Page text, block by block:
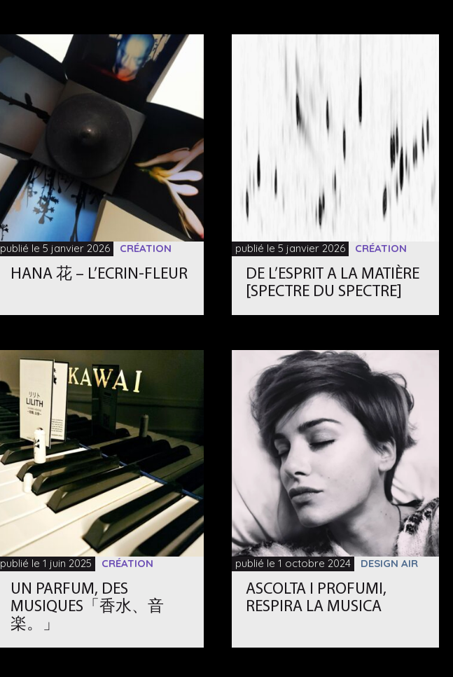
publié le 5 janvier 2026 CRÉATION
HANA 花 – L’ECRIN-FLEUR
publié le 5 janvier 2026 CRÉATION
DE L’ESPRIT A LA MATIÈRE
[SPECTRE DU SPECTRE]
publié le 1 juin 2025 CRÉATION
UN PARFUM, DES
MUSIQUES「香水、音
楽。」
publié le 1 octobre 2024 DESIGN AIR
ASCOLTA I PROFUMI,
RESPIRA LA MUSICA